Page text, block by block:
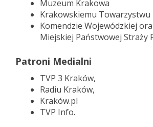
Muzeum Krakowa
Krakowskiemu Towarzystwu
Komendzie Wojewódzkiej
Miejskiej Państwowej Straży
Patroni Medialni
TVP 3 Kraków,
Radiu Kraków,
Kraków.pl
TVP Info.